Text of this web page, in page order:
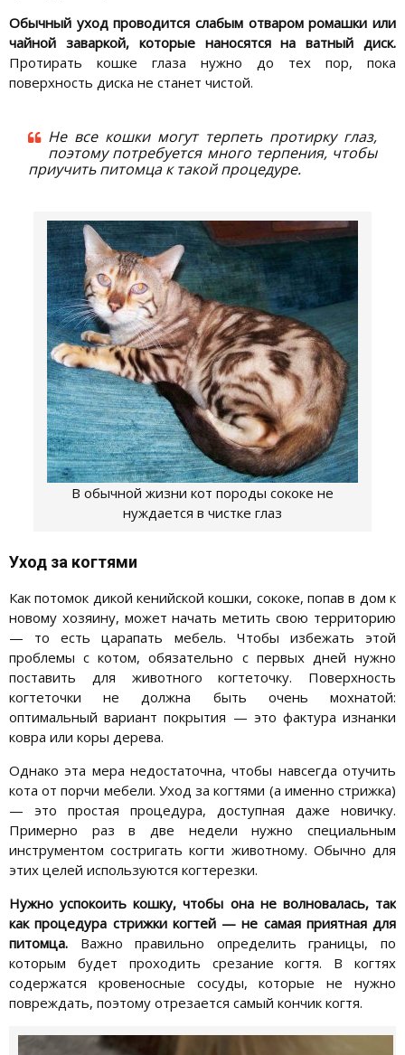
Обычный уход проводится слабым отваром ромашки или
чайной заваркой, которые наносятся на ватный диск.
Протирать кошке глаза нужно до тех пор, пока
поверхность диска не станет чистой.
Не все кошки могут терпеть протирку глаз,
поэтому потребуется много терпения, чтобы
приучить питомца к такой процедуре.
В обычной жизни кот породы сококе не
нуждается в чистке глаз
Уход за когтями
Как потомок дикой кенийской кошки, сококе, попав в дом к
новому хозяину, может начать метить свою территорию
— то есть царапать мебель. Чтобы избежать этой
проблемы с котом, обязательно с первых дней нужно
поставить для животного когтеточку. Поверхность
когтеточки не должна быть очень мохнатой:
оптимальный вариант покрытия — это фактура изнанки
ковра или коры дерева.
Однако эта мера недостаточна, чтобы навсегда отучить
кота от порчи мебели. Уход за когтями (а именно стрижка)
— это простая процедура, доступная даже новичку.
Примерно раз в две недели нужно специальным
инструментом состригать когти животному. Обычно для
этих целей используются когтерезки.
Нужно успокоить кошку, чтобы она не волновалась, так
как процедура стрижки когтей — не самая приятная для
питомца. Важно правильно определить границы, по
которым будет проходить срезание когтя. В когтях
содержатся кровеносные сосуды, которые не нужно
повреждать, поэтому отрезается самый кончик когтя.